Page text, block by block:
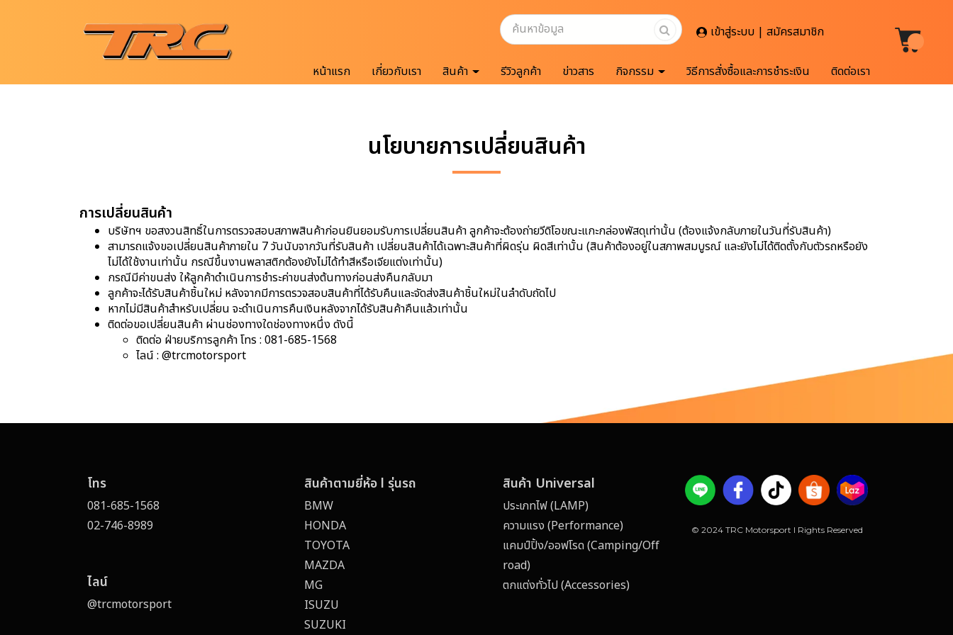
เข้าสู่ระบบ | สมัครสมาชิก
หน้าแรก เกี่ยวกับเรา สินค้า รีวิวลูกค้า ข่าวสาร กิจกรรม วิธีการสั่งซื้อและการชำระเงิน ติดต่อเรา
นโยบายการเปลี่ยนสินค้า
การเปลี่ยนสินค้า
บริษัทฯ ขอสงวนสิทธิ์ในการตรวจสอบสภาพสินค้าก่อนยินยอมรับการเปลี่ยนสินค้า ลูกค้าจะต้องถ่ายวีดิโอขณะแกะกล่องพัสดุเท่านั้น (ต้องแจ้งกลับภายในวันที่รับสินค้า)
สามารถแจ้งขอเปลี่ยนสินค้าภายใน 7 วันนับจากวันที่รับสินค้า เปลี่ยนสินค้าได้เฉพาะสินค้าที่ผิดรุ่น ผิดสีเท่านั้น (สินค้าต้องอยู่ในสภาพสมบูรณ์ และยังไม่ได้ติดตั้งกับตัวรถหรือยัง
ไม่ได้ใช้งานเท่านั้น กรณีขึ้นงานพลาสติกต้องยังไม่ได้ทำสีหรือเจียแต่งเท่านั้น)
กรณีมีค่าขนส่ง ให้ลูกค้าดำเนินการชำระค่าขนส่งต้นทางก่อนส่งคืนกลับมา
ลูกค้าจะได้รับสินค้าชิ้นใหม่ หลังจากมีการตรวจสอบสินค้าที่ได้รับคืนและจัดส่งสินค้าชิ้นใหม่ในลำดับถัดไป
หากไม่มีสินค้าสำหรับเปลี่ยน จะดำเนินการคืนเงินหลังจากได้รับสินค้าคืนแล้วเท่านั้น
ติดต่อขอเปลี่ยนสินค้า ผ่านช่องทางใดช่องทางหนึ่ง ดังนี้
ติดต่อ ฝ่ายบริการลูกค้า โทร : 081-685-1568
ไลน์ : @trcmotorsport
โทร
081-685-1568
02-746-8989
ไลน์
@trcmotorsport
สินค้าตามยี่ห้อ l รุ่นรถ
BMW
HONDA
TOYOTA
MAZDA
MG
ISUZU
SUZUKI
สินค้า Universal
ประเภทไฟ (LAMP)
ความแรง (Performance)
แคมป์ปิ้ง/ออฟโรด (Camping/Off
road)
ตกแต่งทั่วไป (Accessories)
© 2024 TRC Motorsport l Rights Reserved